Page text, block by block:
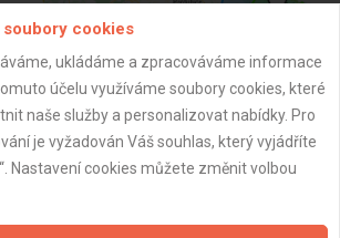
soubory cookies
ukládáme a zpracováváme informace
účelu využíváme soubory cookies, které
naše služby a personalizovat nabídky. Pro
je vyžadován Váš souhlas, který vyjádříte
Nastavení cookies můžete změnit volbou